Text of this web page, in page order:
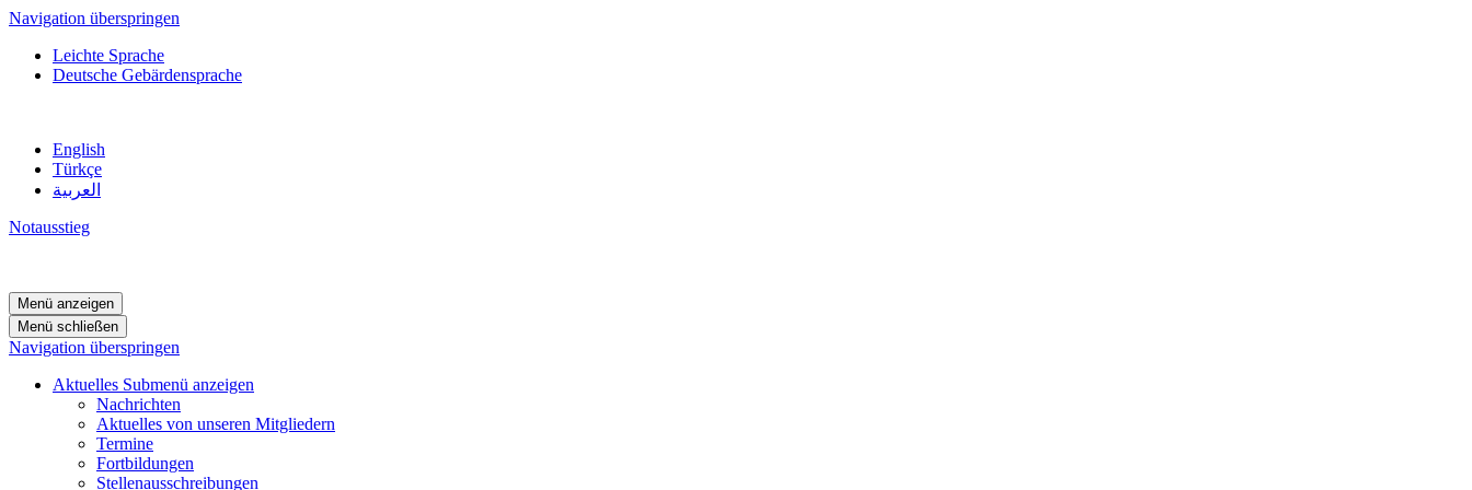
Navigation überspringen
Leichte Sprache
Deutsche Gebärdensprache
English
Türkçe
العربية
Notausstieg
Menü anzeigen
Menü schließen
Navigation überspringen
Aktuelles Submenü anzeigen
Nachrichten
Aktuelles von unseren Mitgliedern
Termine
Fortbildungen
Stellenausschreibungen